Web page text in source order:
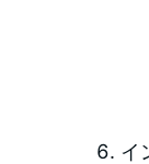
イ